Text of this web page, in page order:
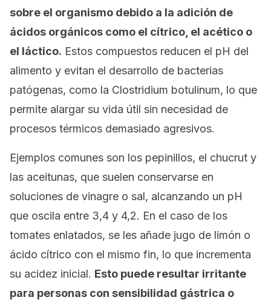
sobre el organismo debido a la adición de
ácidos orgánicos como el cítrico, el acético o
el láctico. Estos compuestos reducen el pH del
alimento y evitan el desarrollo de bacterias
patógenas, como la Clostridium botulinum, lo que
permite alargar su vida útil sin necesidad de
procesos térmicos demasiado agresivos.
Ejemplos comunes son los pepinillos, el chucrut y
las aceitunas, que suelen conservarse en
soluciones de vinagre o sal, alcanzando un pH
que oscila entre 3,4 y 4,2. En el caso de los
tomates enlatados, se les añade jugo de limón o
ácido cítrico con el mismo fin, lo que incrementa
su acidez inicial. Esto puede resultar irritante
para personas con sensibilidad gástrica o